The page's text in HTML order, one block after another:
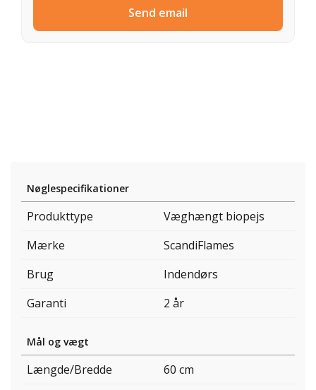
Send email
Nøglespecifikationer
Produkttype
Væghængt biopejs
Mærke
ScandiFlames
Brug
Indendørs
Garanti
2 år
Mål og vægt
Længde/Bredde
60 cm